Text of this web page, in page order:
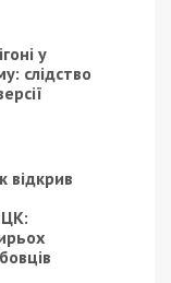
його молоді
фактором
правил,
урахуванням
53,8 року.
та
під час
до дефіциту